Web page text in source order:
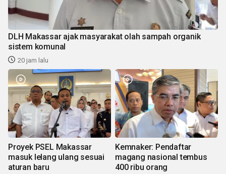
DLH Makassar ajak masyarakat olah sampah organik
sistem komunal
20 jam lalu
Proyek PSEL Makassar
masuk lelang ulang sesuai
aturan baru
Kemnaker: Pendaftar
magang nasional tembus
400 ribu orang